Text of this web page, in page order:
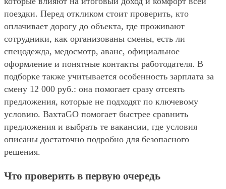
поездки. Перед откликом стоит проверить, кто
оплачивает дорогу до объекта, где проживают
сотрудники, как организованы смены, есть ли
спецодежда, медосмотр, аванс, официальное
оформление и понятные контакты работодателя. В
подборке также учитывается особенность зарплата за
смену 12 000 руб.: она помогает сразу отсеять
предложения, которые не подходят по ключевому
условию. ВахтаGO помогает быстрее сравнить
предложения и выбрать те вакансии, где условия
описаны достаточно подробно для безопасного
решения.
Что проверить в первую очередь